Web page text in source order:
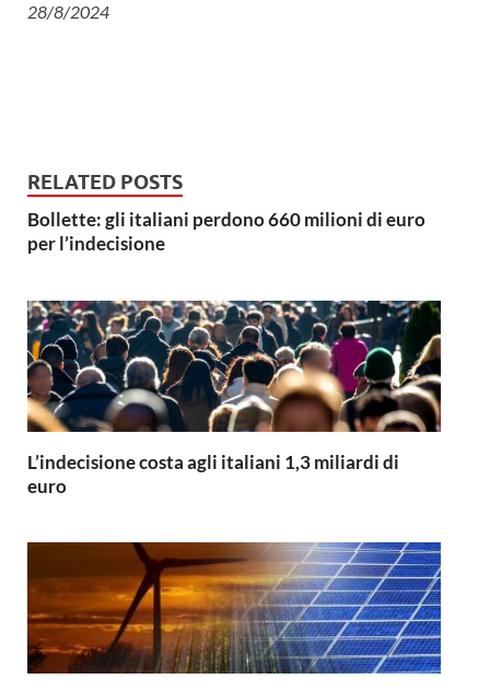
28/8/2024
RELATED POSTS
Bollette: gli italiani perdono 660 milioni di euro
per l’indecisione
L’indecisione costa agli italiani 1,3 miliardi di
euro